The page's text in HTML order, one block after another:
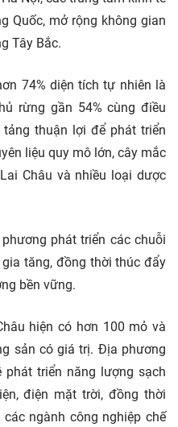
Quốc, mở rộng không gian
Tây Bắc.
74% diện tích tự nhiên là
rừng gần 54% cùng điều
thuận lợi để phát triển
liệu quy mô lớn, cây mắc
Châu và nhiều loại dược
phát triển các chuỗi
tăng, đồng thời thúc đẩy
bền vững.
hiện có hơn 100 mỏ và
sản có giá trị. Địa phương
triển năng lượng sạch
điện mặt trời, đồng thời
ngành công nghiệp chế